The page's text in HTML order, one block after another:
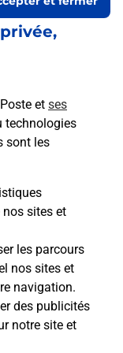
et ses
technologies
sont les
sites et
les parcours
nos sites et
navigation.
des publicités
notre site et
à 09h00